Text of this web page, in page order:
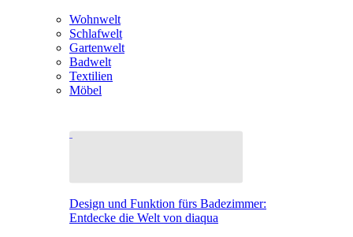
Wohnwelt
Schlafwelt
Gartenwelt
Badwelt
Textilien
Möbel
Design und Funktion fürs Badezimmer:
Entdecke die Welt von diaqua